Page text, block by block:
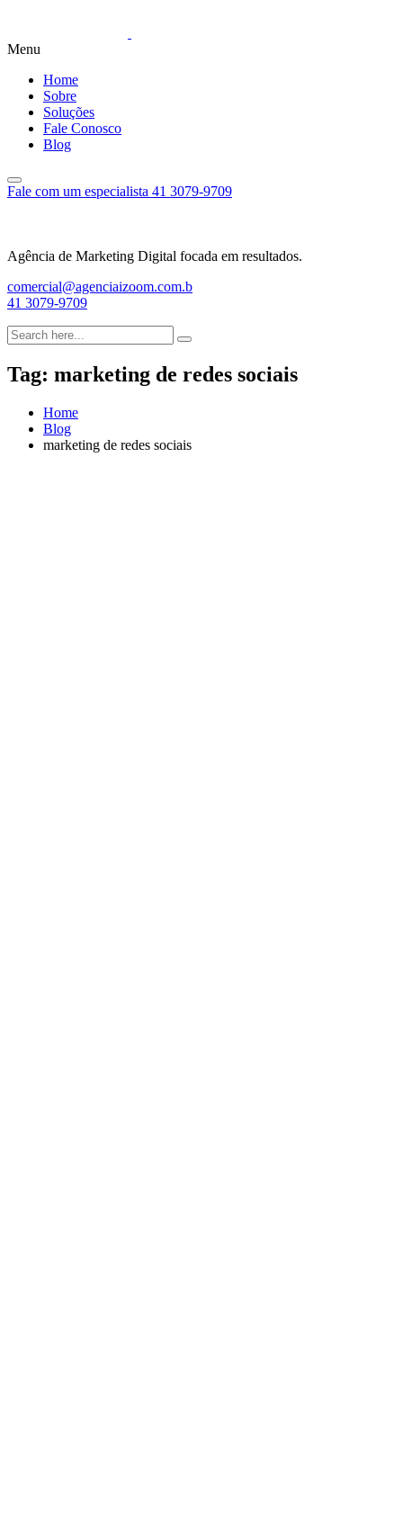
Menu
Home
Sobre
Soluções
Fale Conosco
Blog
Fale com um especialista 41 3079-9709
Agência de Marketing Digital focada em resultados.
comercial@agenciaizoom.com.b
41 3079-9709
Tag: marketing de redes sociais
Home
Blog
marketing de redes sociais